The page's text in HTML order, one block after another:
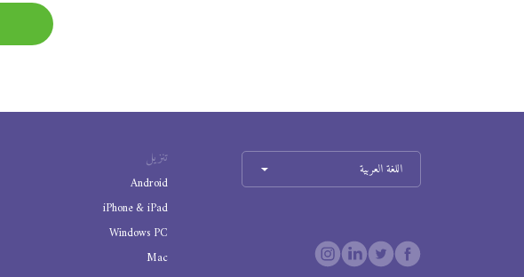
تنزيل
Android
iPhone & iPad
Windows PC
Mac
اللغة العربية